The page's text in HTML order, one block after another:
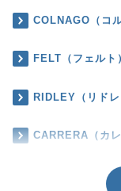
COLNAGO（コ
FELT（フェルト
RIDLEY（リドレ
CARRERA（カレ